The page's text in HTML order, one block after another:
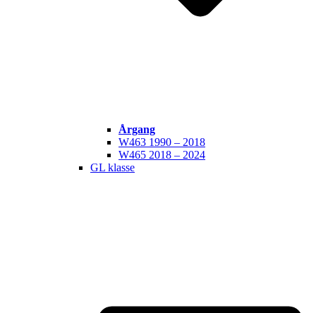
Årgang
W463 1990 – 2018
W465 2018 – 2024
GL klasse